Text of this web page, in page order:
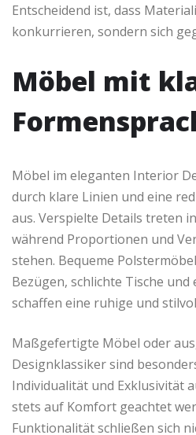
Entscheidend ist, dass
konkurrieren, sondern sich
Möbel mit
Möbel im eleganten Interior
durch klare Linien und eine
aus. Verspielte Details treten
während Proportionen und
stehen. Bequeme
Bezügen, schlichte Tische und
schaffen eine ruhige und
Maßgefertigte Möbel oder
Designklassiker sind
Individualität und Exklusivität
stets auf Komfort geachtet
Funktionalität schließen sich